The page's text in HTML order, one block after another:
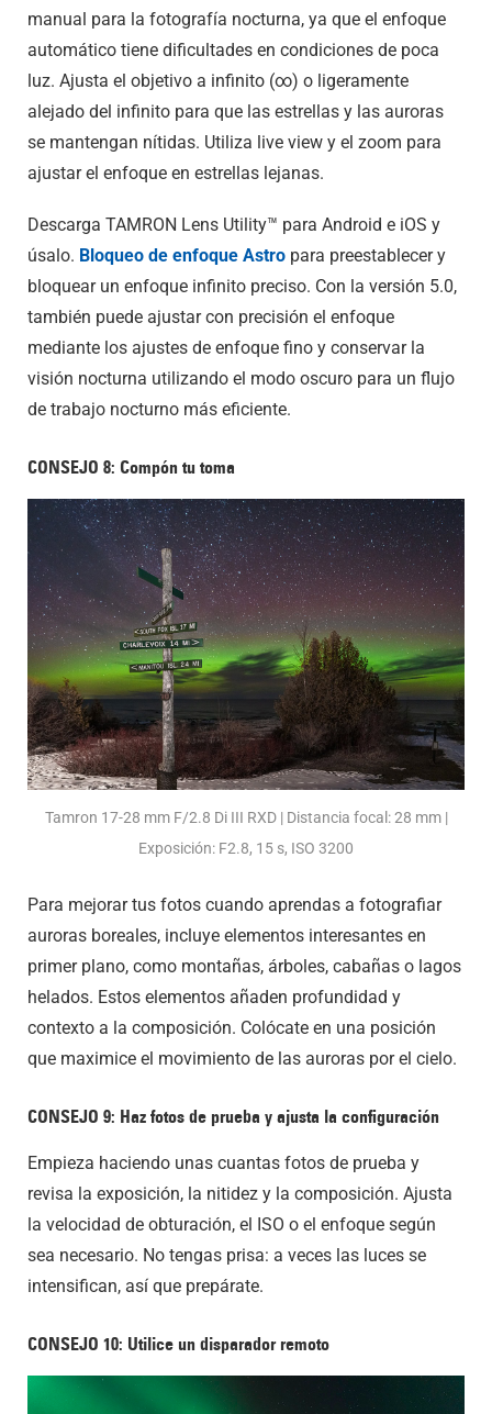
manual para la fotografía nocturna, ya que el enfoque
automático tiene dificultades en condiciones de poca
luz. Ajusta el objetivo a infinito (∞) o ligeramente
alejado del infinito para que las estrellas y las auroras
se mantengan nítidas. Utiliza live view y el zoom para
ajustar el enfoque en estrellas lejanas.
Descarga TAMRON Lens Utility™ para Android e iOS y
úsalo. Bloqueo de enfoque Astro para preestablecer y
bloquear un enfoque infinito preciso. Con la versión 5.0,
también puede ajustar con precisión el enfoque
mediante los ajustes de enfoque fino y conservar la
visión nocturna utilizando el modo oscuro para un flujo
de trabajo nocturno más eficiente.
CONSEJO 8: Compón tu toma
Tamron 17-28 mm F/2.8 Di III RXD | Distancia focal: 28 mm |
Exposición: F2.8, 15 s, ISO 3200
Para mejorar tus fotos cuando aprendas a fotografiar
auroras boreales, incluye elementos interesantes en
primer plano, como montañas, árboles, cabañas o lagos
helados. Estos elementos añaden profundidad y
contexto a la composición. Colócate en una posición
que maximice el movimiento de las auroras por el cielo.
CONSEJO 9: Haz fotos de prueba y ajusta la configuración
Empieza haciendo unas cuantas fotos de prueba y
revisa la exposición, la nitidez y la composición. Ajusta
la velocidad de obturación, el ISO o el enfoque según
sea necesario. No tengas prisa: a veces las luces se
intensifican, así que prepárate.
CONSEJO 10: Utilice un disparador remoto